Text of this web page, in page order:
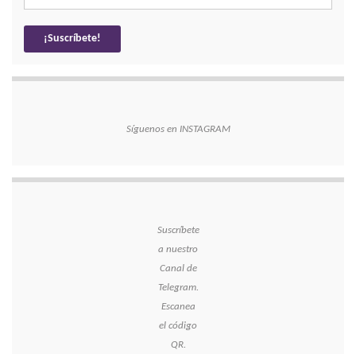
Síguenos en INSTAGRAM
Suscríbete
a nuestro
Canal de
Telegram.
Escanea
el código
QR.